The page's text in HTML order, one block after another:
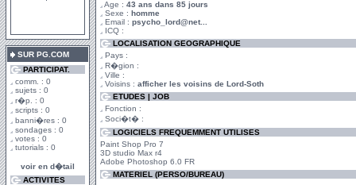
SUR PG.COM
PARTICIPAT.
comm. : 0
sujets : 0
r�p. : 0
scripts : 0
banni�res : 0
sondages : 0
votes : 0
tutorials : 0
voir en d�tail
ACTIVITES
Age : 43 ans dans 85 jours
Sexe : homme
Email : psycho_lord@net...
ICQ :
LOCALISATION GEOGRAPHIQUE
Pays :
R�gion :
Ville :
Voisins : afficher les voisins de Lord-Soth
ETUDES | JOB
Fonction :
Soci�t� :
LOGICIELS FREQUEMMENT UTILISES
Paint Shop Pro 7
3D studio Max r4
Adobe Photoshop 6.0 FR
MATERIEL (PERSO/BUREAU)